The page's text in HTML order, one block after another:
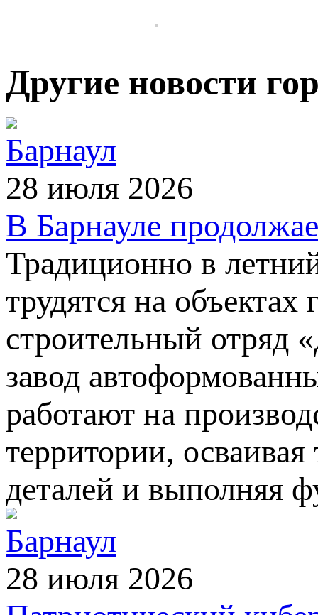
Другие новости
Барнаул
28 июля 2026
В Барнауле
Традиционно в
трудятся на объектах
строительный отряд
завод
работают на
территории,
деталей и выполняя
Барнаул
28 июля 2026